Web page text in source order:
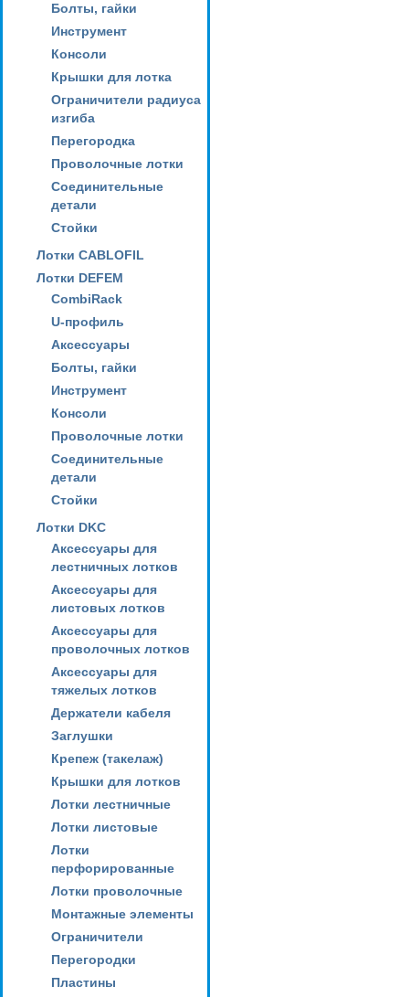
Болты, гайки
Инструмент
Консоли
Крышки для лотка
Ограничители радиуса
изгиба
Перегородка
Проволочные лотки
Соединительные
детали
Стойки
Лотки CABLOFIL
Лотки DEFEM
CombiRack
U-профиль
Аксессуары
Болты, гайки
Инструмент
Консоли
Проволочные лотки
Соединительные
детали
Стойки
Лотки DKC
Аксессуары для
лестничных лотков
Аксессуары для
листовых лотков
Аксессуары для
проволочных лотков
Аксессуары для
тяжелых лотков
Держатели кабеля
Заглушки
Крепеж (такелаж)
Крышки для лотков
Лотки лестничные
Лотки листовые
Лотки
перфорированные
Лотки проволочные
Монтажные элементы
Ограничители
Перегородки
Пластины